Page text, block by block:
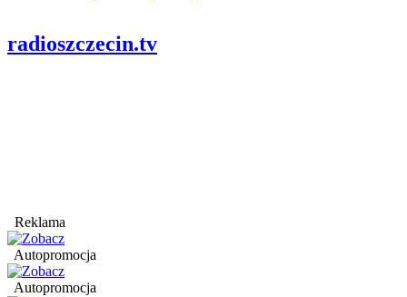
radioszczecin.tv
Reklama
Autopromocja
Autopromocja